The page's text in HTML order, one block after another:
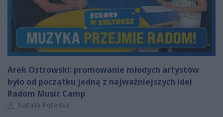
Arek Ostrowski: promowanie młodych artystów
było od początku jedną z najważniejszych idei
Radom Music Camp
Autor artykułu:
Natalia Pętelska